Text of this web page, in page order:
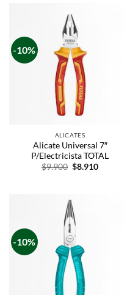
-10%
ALICATES
Alicate Universal 7″
P/Electricista TOTAL
$9.900 $8.910
-10%